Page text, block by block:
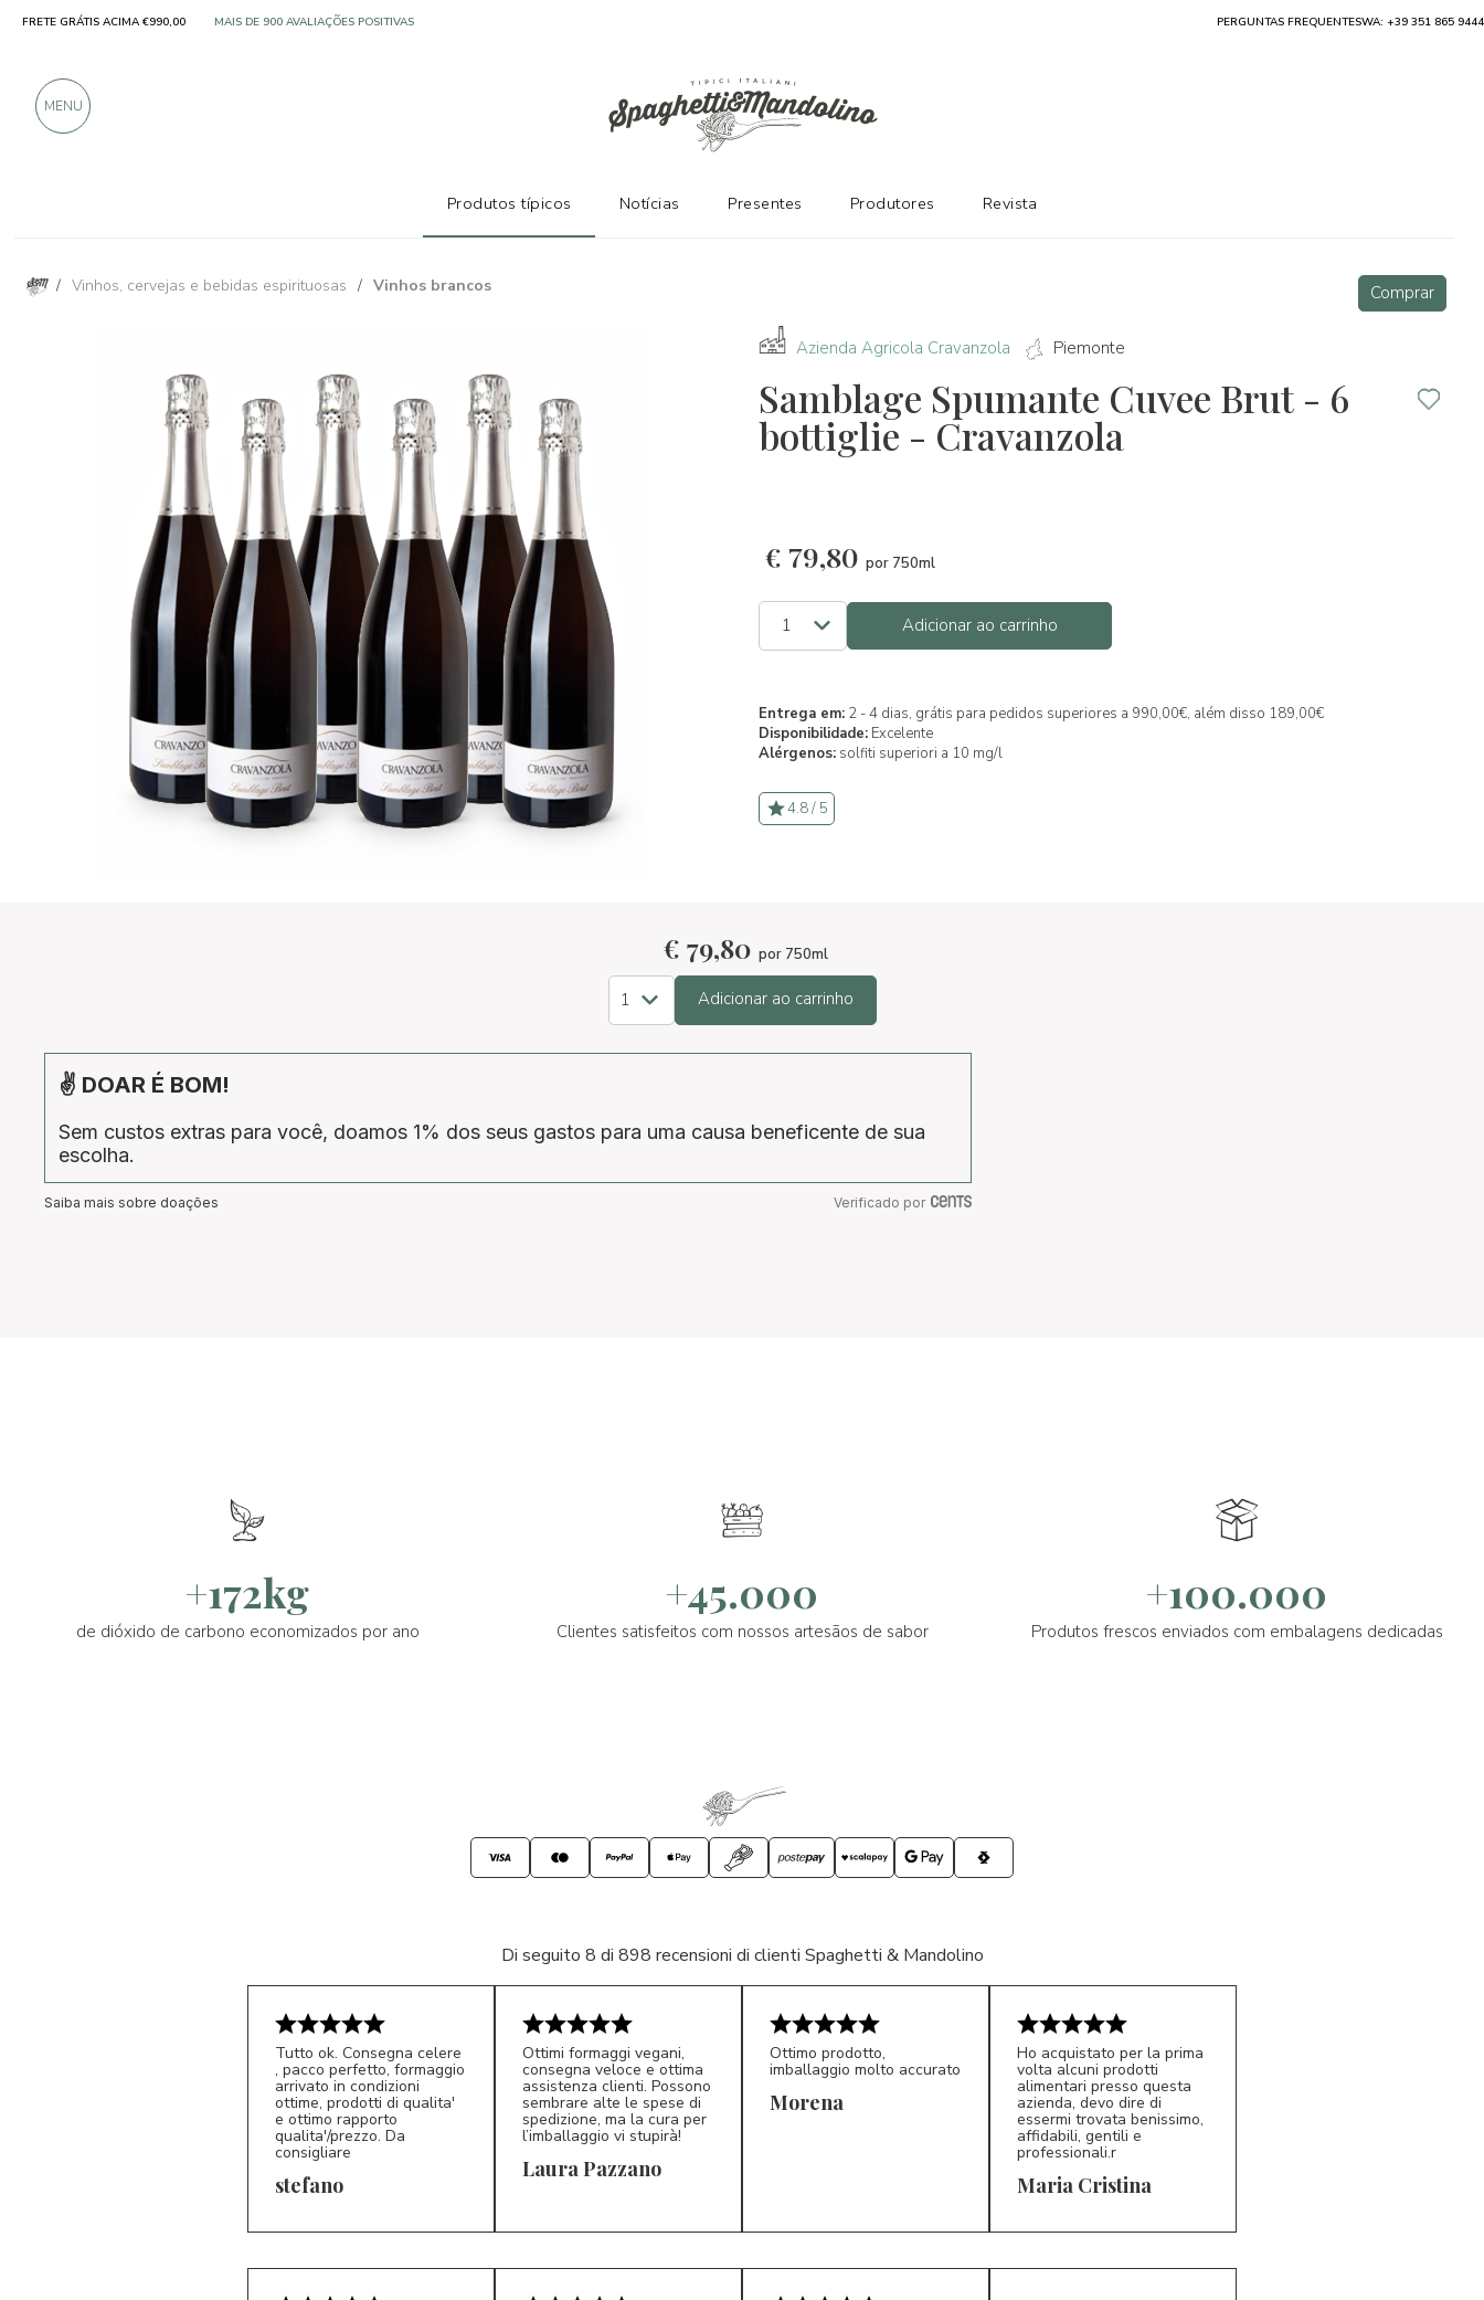
/ Vinhos, cervejas e bebidas espirituosas / Vinhos brancos Comprar
Azienda Agricola Cravanzola Piemonte
Samblage Spumante Cuvee Brut - 6
bottiglie - Cravanzola
€ 79,80 por 750ml
Adicionar ao carrinho
Entrega em: 2 - 4 dias, grátis para pedidos superiores a 990,00€, além disso 189,00€
Disponibilidade: Excelente
Alérgenos: solfiti superiori a 10 mg/l
4.8 / 5
€ 79,80 por 750ml
Adicionar ao carrinho
✌ DOAR É BOM!
Sem custos extras para você, doamos 1% dos seus gastos para uma causa beneficente de sua
escolha.
Saiba mais sobre doações Verificado por
+172kg
de dióxido de carbono economizados por ano
+45.000
Clientes satisfeitos com nossos artesãos de sabor
+100.000
Produtos frescos enviados com embalagens dedicadas
Di seguito 8 di 898 recensioni di clienti Spaghetti & Mandolino
S*
Tutto ok. Consegna celere
, pacco perfetto, formaggio
arrivato in condizioni
ottime, prodotti di qualita'
e ottimo rapporto
qualita'/prezzo. Da
consigliare
stefano LP 5/5
Ottimi formaggi vegani,
consegna veloce e ottima
assistenza clienti. Possono
sembrare alte le spese di
spedizione, ma la cura per
l’imballaggio vi stupirà!
Laura Pazzano
Ottimo prodotto,
imballaggio molto accurato
Morena
MC 5/5
Ho acquistato per la prima
volta alcuni prodotti
alimentari presso questa
azienda, devo dire di
essermi trovata benissimo,
affidabili, gentili e
professionali.r
Maria Cristina
FRETE GRÁTIS ACIMA €990,00 SOMENTE PRODUTOS DE EXCELENTES FABRICANTES PERGUNTAS FREQUENTESWA: +39 351 865 9444
MENU
Produtos típicos Notícias Presentes Produtores Revista